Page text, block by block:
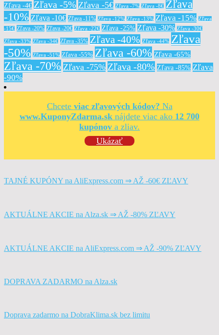
Zľava -4€ Zľava -5% Zľava -5€ Zľava -7% Zľava -8€ Zľava
-10% Zľava -10€ Zľava -11% Zľava -12% Zľava -13% Zľava -15% Zľava
-15€ Zľava -20% Zľava -20€ Zľava -22€ Zľava -25% Zľava -30% Zľava -30€
Zľava -33% Zľava -34€ Zľava -35% Zľava -40% Zľava -44% Zľava
-50% Zľava -51% Zľava -55% Zľava -60% Zľava -65%
Zľava -70% Zľava -75% Zľava -80% Zľava -85% Zľava
-90%
Chcete viac zľavových kódov? Na
www.KuponyZdarma.sk nájdete viac ako 12 700
kupónov a zliav.
Ukázať
TAJNÉ KUPÓNY na AliExpress.com ⇒ AŽ -60€ ZĽAVY
AKTUÁLNE AKCIE na Alza.sk ⇒ AŽ -80% ZĽAVY
AKTUÁLNE AKCIE na AliExpress.com ⇒ AŽ -90% ZĽAVY
DOPRAVA ZADARMO na Alza.sk
Doprava zadarmo na DobraKlima.sk bez limitu